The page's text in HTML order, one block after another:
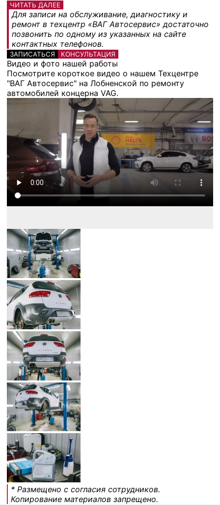
ЧИТАТЬ ДАЛЕЕ
Для записи на обслуживание, диагностику и
ремонт в техцентр «ВАГ Автосервис» достаточно
позвонить по одному из указанных на сайте
контактных телефонов.
ЗАПИСАТЬСЯ КОНСУЛЬТАЦИЯ
Видео и фото нашей работы
Посмотрите короткое видео о нашем Техцентре
"ВАГ Автосервис" на Лобненской по ремонту
автомобилей концерна VAG.
* Размещено с согласия сотрудников.
Копирование материалов запрещено.